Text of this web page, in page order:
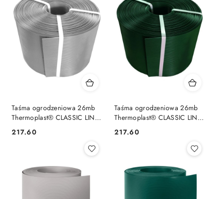
Taśma ogrodzeniowa 26mb
Thermoplast® CLASSIC LINE
190mm SZARA
Cena:
217.60
Taśma ogrodzeniowa 26mb
Thermoplast® CLASSIC LINE
190mm ZIELONA
Cena:
217.60